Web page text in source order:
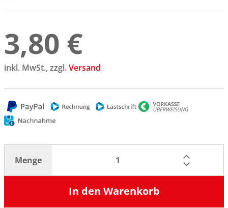
3,80 €
inkl. MwSt., zzgl.Versand
Menge
In den Warenkorb